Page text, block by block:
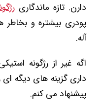
دارن. تازه ماندگاری
پودری بیشتره و بخاطر
آله.
اگه غیر از رژگونه
داری گزینه های دیگه
پیشنهاد می کنم.